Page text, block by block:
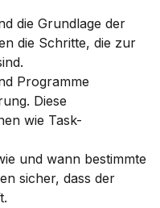
die Grundlage der
die Schritte, die zur
Programme
Diese
wie Task-
und wann bestimmte
sicher, dass der